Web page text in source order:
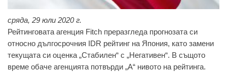
сряда, 29 юли 2020 г.
Рейтинговата агенция Fitch преразгледа прогнозата си
относно дългосрочния IDR рейтинг на Япония, като замени
текущата си оценка „Стабилен“ с „Негативен“. В същото
време обаче агенцията потвърди „A“ нивото на рейтинга.